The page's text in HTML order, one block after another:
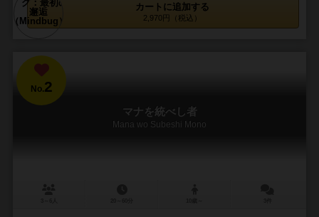
カートに追加する
2,970円（税込）
No.2
マナを統べし者
Mana wo Subeshi Mono